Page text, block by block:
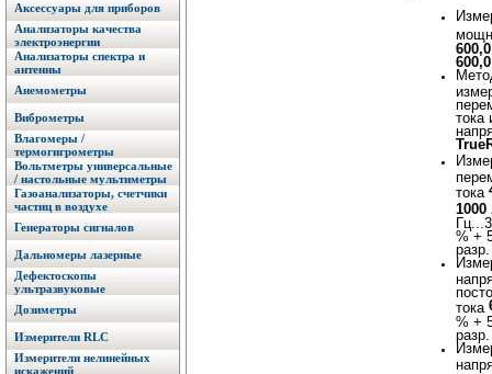
Аксессуары для приборов
Анализаторы качества
электроэнергии
Анализаторы спектра и
антенны
Анемометры
Виброметры
Влагомеры /
термогигрометры
Вольтметры универсальные
/ настольные мультиметры
Газоанализаторы, счетчики
частиц в воздухе
Генераторы сигналов
Дальномеры лазерные
Дефектоскопы
ультразвуковые
Дозиметры
Измерители RLC
Измерители нелинейных
искажений
тока
тока
1000
% +
разр.
тока
% +
разр.